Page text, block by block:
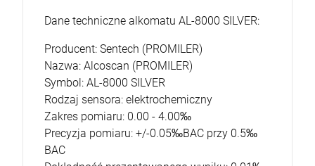
Dane techniczne alkomatu AL-8000 SILVER:
Producent: Sentech (PROMILER)
Nazwa: Alcoscan (PROMILER)
Symbol: AL-8000 SILVER
Rodzaj sensora: elektrochemiczny
Zakres pomiaru: 0.00 - 4.00‰
Precyzja pomiaru: +/-0.05‰BAC przy 0.5‰
BAC